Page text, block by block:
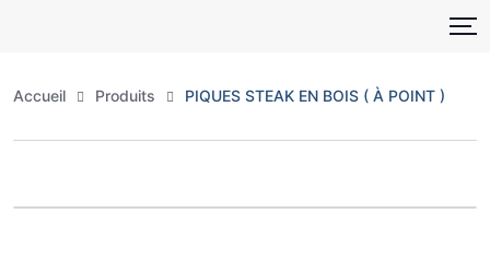
Accueil Produits PIQUES STEAK EN BOIS ( À POINT )